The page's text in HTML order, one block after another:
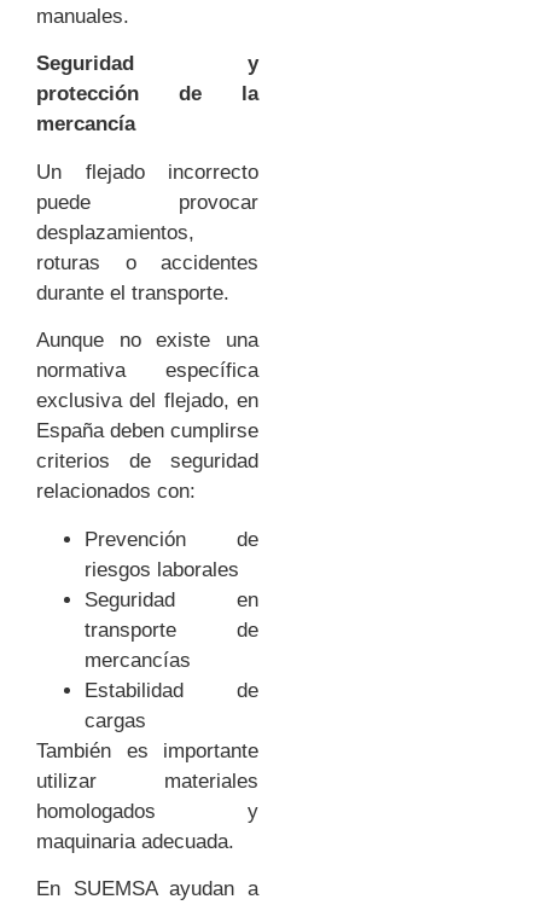
manuales.
Seguridad y
protección de la
mercancía
Un flejado incorrecto
puede provocar
desplazamientos,
roturas o accidentes
durante el transporte.
Aunque no existe una
normativa específica
exclusiva del flejado, en
España deben cumplirse
criterios de seguridad
relacionados con:
Prevención de
riesgos laborales
Seguridad en
transporte de
mercancías
Estabilidad de
cargas
También es importante
utilizar materiales
homologados y
maquinaria adecuada.
En SUEMSA ayudan a